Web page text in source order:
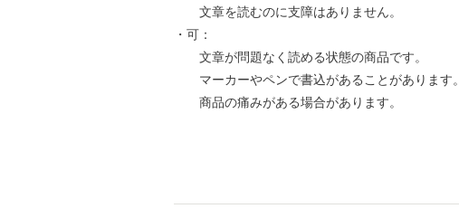
文章を読むのに支障はありません。
・可：
文章が問題なく読める状態の商品です。
マーカーやペンで書込があることがあります。
商品の痛みがある場合があります。